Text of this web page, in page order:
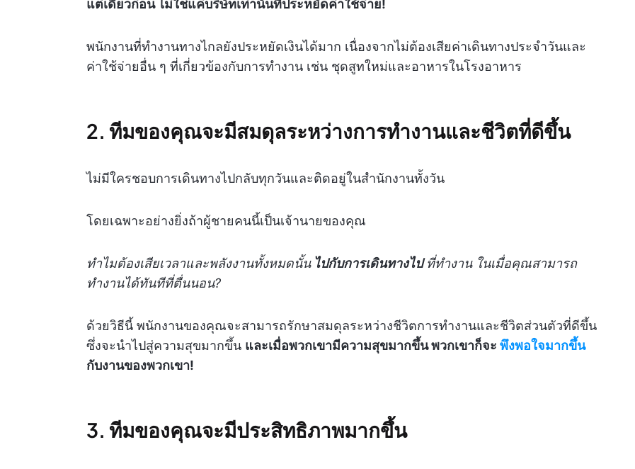
แต่เดี๋ยวก่อน ไม่ใช่แค่บริษัทเท่านั้นที่ประหยัดค่าใช้จ่าย!
พนักงานที่ทำงานทางไกลยังประหยัดเงินได้มาก เนื่องจากไม่ต้องเสียค่าเดินทางประจำวันและ
ค่าใช้จ่ายอื่น ๆ ที่เกี่ยวข้องกับการทำงาน เช่น ชุดสูทใหม่และอาหารในโรงอาหาร
2. ทีมของคุณจะมีสมดุลระหว่างการทำงานและชีวิตที่ดีขึ้น
ไม่มีใครชอบการเดินทางไปกลับทุกวันและติดอยู่ในสำนักงานทั้งวัน
โดยเฉพาะอย่างยิ่งถ้าผู้ชายคนนี้เป็นเจ้านายของคุณ
ทำไมต้องเสียเวลาและพลังงานทั้งหมดนั้นไปกับการเดินทางไปที่ทำงาน ในเมื่อคุณสามารถ
ทำงานได้ทันทีที่ตื่นนอน?
ด้วยวิธีนี้ พนักงานของคุณจะสามารถรักษาสมดุลระหว่างชีวิตการทำงานและชีวิตส่วนตัวที่ดีขึ้น
ซึ่งจะนำไปสู่ความสุขมากขึ้น และเมื่อพวกเขามีความสุขมากขึ้น พวกเขาก็จะ พึงพอใจมากขึ้น
กับงานของพวกเขา!
3. ทีมของคุณจะมีประสิทธิภาพมากขึ้น